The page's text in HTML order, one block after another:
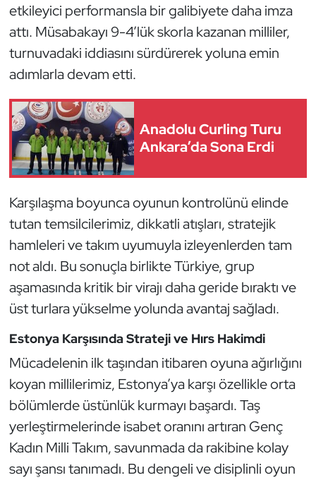
etkileyici performansla bir galibiyete daha imza
attı. Müsabakayı 9-4’lük skorla kazanan milliler,
turnuvadaki iddiasını sürdürerek yoluna emin
adımlarla devam etti.
Anadolu Curling Turu
Ankara’da Sona Erdi
Karşılaşma boyunca oyunun kontrolünü elinde
tutan temsilcilerimiz, dikkatli atışları, stratejik
hamleleri ve takım uyumuyla izleyenlerden tam
not aldı. Bu sonuçla birlikte Türkiye, grup
aşamasında kritik bir virajı daha geride bıraktı ve
üst turlara yükselme yolunda avantaj sağladı.
Estonya Karşısında Strateji ve Hırs Hakimdi
Mücadelenin ilk taşından itibaren oyuna ağırlığını
koyan millilerimiz, Estonya’ya karşı özellikle orta
bölümlerde üstünlük kurmayı başardı. Taş
yerleştirmelerinde isabet oranını artıran Genç
Kadın Milli Takım, savunmada da rakibine kolay
sayı şansı tanımadı. Bu dengeli ve disiplinli oyun
Futbol
Futsal
Golf
Güreş
Halter
Hava Sporları
Hentbol
İşitme Engelli Sporcular
Judo ve Kuraş
Kano ve Rafting
Karate
Kayak